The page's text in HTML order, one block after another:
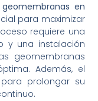
geomembranas en
para maximizar
requiere una
y una instalación
geomembranas
Además, el
prolongar su